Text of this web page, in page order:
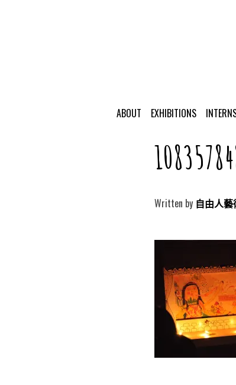
ABOUT EXHIBITIONS
Written by 自由人